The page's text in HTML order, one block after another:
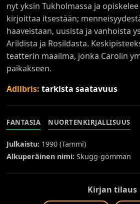
nyt yksin Tukholmassa ja
kirjoittaa itsestään;
haaveistaan, uusista ja vanhoista
Arildista ja Rosildasta.
teatterin maailma, jonka Carolin
paikakseen.
Adlibris:tarkista saatavuus
FANTASIA NUORTENKIRJALLISUUS
Julkaistu: 1990 (Tammi)
Alkuperäinen nimi: Skugg-gömman
Kirjan tilaus